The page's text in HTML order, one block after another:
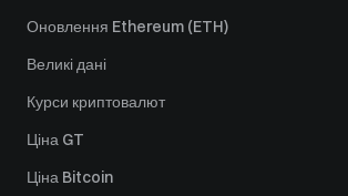
Оновлення Ethereum (ETH)
Великі дані
Курси криптовалют
Ціна GT
Ціна Bitcoin